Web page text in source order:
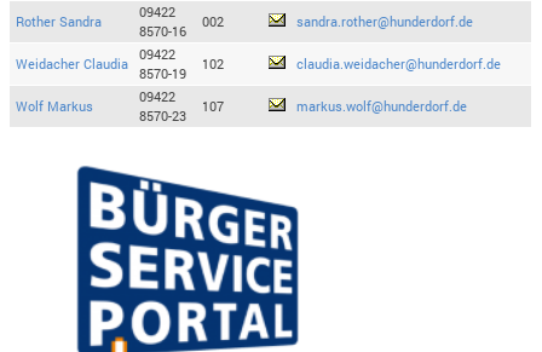
Rother Sandra
09422
8570-16
002 sandra.rother@hunderdorf.de
Weidacher Claudia
09422
8570-19
102 claudia.weidacher@hunderdorf.de
Wolf Markus
09422
8570-23
107 markus.wolf@hunderdorf.de